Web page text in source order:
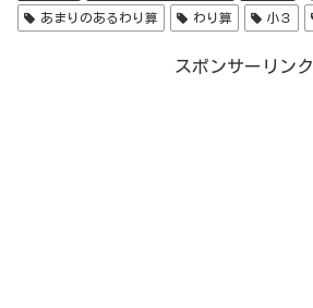
あまりのあるわり算 わり算 小３
スポンサーリンク